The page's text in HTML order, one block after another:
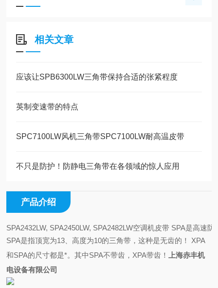
相关文章
应该让SPB6300LW三角带保持合适的张紧程度
英制变速带的特点
SPC7100LW风机三角带SPC7100LW耐高温皮带
不只是防护！防静电三角带在各领域的惊人应用
产品介绍
SPA2432LW, SPA2450LW, SPA2482LW空调机皮带 SPA是高
SPA是指顶宽为13、高度为10的三角带，这种是无齿的！
XPA
和SPA的尺寸都是*。其中SPA不带齿，XPA带齿！
上海赤丰机
电设备有限公司